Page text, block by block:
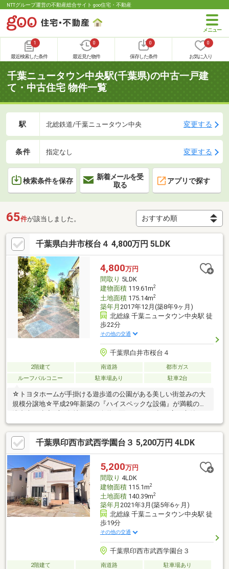
NTTグループ運営の不動産総合サイト goo住宅・不動産
1
最近検索した条件
0
最近見た物件
0
保存した条件
0
お気に入り
千葉ニュータウン中央駅(千葉県)の中古一戸建
て・中古住宅 物件一覧
駅 北総鉄道/千葉ニュータウン中央 変更する
条件 指定なし 変更する
検索条件を保存
新着メールを受
取る
アプリで探す
65件が該当しました。
千葉県白井市桜台４ 4,800万円 5LDK
4,800万円
間取り 5LDK
建物面積119.61m2
土地面積175.14m2
築年月 2017年12月(築8年9ヶ月)
北総線 千葉ニュータウン中央駅 徒
歩22分
その他の交通
千葉県白井市桜台４
2階建て 南道路
都市ガス
ルーフバルコニー
駐車場あり 駐車2台
☆トヨタホームが手掛ける遊歩道の公園がある美しい街並みの大
規模分譲地☆平成29年新築の『ハイスペックな設備』が満載の築
住宅。一日中陽当たり良好で、爽やかな風が通り抜けます。◆ト
ヨタホーム設計・施工による「軽量鉄骨造」の建物（耐震等級3相
当）で、耐震性にも優れています。◆新築時に「住宅性能評価」
「長期優良住宅認定」を取得済み。トヨタホームの長期保証（最
長60年・残存期間）も継承可能です。（点検・引継ぎ費用等あ
り）◆電動シャッター・床暖房・食洗機・セコムのセキュリティ
ーなど、便利で快適な設備が充実。
千葉県印西市武西学園台３ 5,200万円 4LDK
5,200万円
間取り 4LDK
建物面積115.1m2
土地面積140.39m2
築年月 2021年3月(築5年6ヶ月)
北総線 千葉ニュータウン中央駅 徒
歩19分
その他の交通
千葉県印西市武西学園台３
2階建て 南道路
駐車場あり